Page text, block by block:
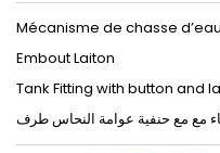
Mécanisme de chasse
Embout Laiton
Tank Fitting with button and
مع مع ﺣﻨﻔﻴﺔ ﻋﻮﺍﻣﺔ النحاس طرف